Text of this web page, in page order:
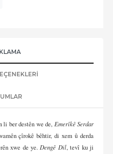
li ber destên we de, Emerîkê Serdar
çîrokê bêhtir, di xem û derda
xwe de ye.Dengê Dil, tevî ku ji